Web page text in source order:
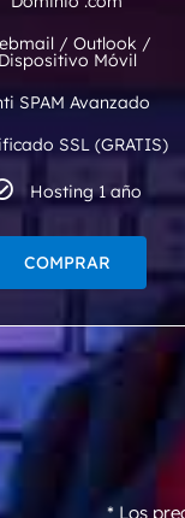
/ Outlook /
Dispositivo Móvil
SPAM Avanzado
SSL (GRATIS)
Hosting 1 año
COMPRAR
* Los